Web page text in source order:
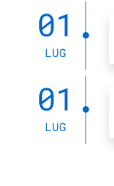
01
LUG
01
LUG